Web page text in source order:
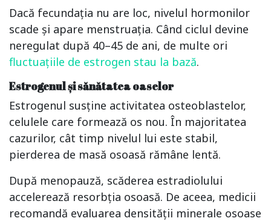
Dacă fecundația nu are loc, nivelul hormonilor
scade și apare menstruația. Când ciclul devine
neregulat după 40–45 de ani, de multe ori
fluctuațiile de estrogen stau la bază.
Estrogenul și sănătatea oaselor
Estrogenul susține activitatea osteoblastelor,
celulele care formează os nou. În majoritatea
cazurilor, cât timp nivelul lui este stabil,
pierderea de masă osoasă rămâne lentă.
După menopauză, scăderea estradiolului
accelerează resorbția osoasă. De aceea, medicii
recomandă evaluarea densității minerale osoase